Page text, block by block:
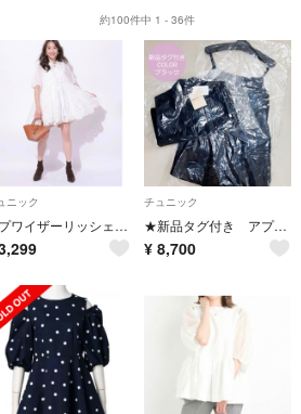
約100件中 1 - 36件
ニック
アプワイザーリッシェ ホワイト 富張愛さんコラボ ハシゴレースチュニックブラウス
チュニック
★新品タグ付き アプワイザーリッシェ ショートニットアシメチュニック
¥ 8,700